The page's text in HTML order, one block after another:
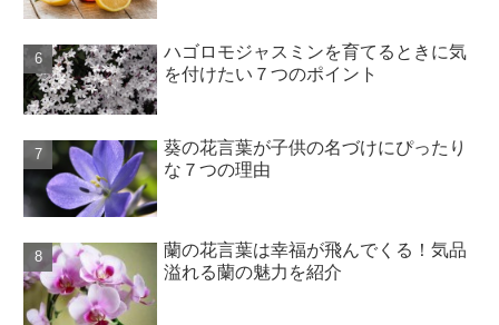
ハゴロモジャスミンを育てるときに気
を付けたい７つのポイント
葵の花言葉が子供の名づけにぴったり
な７つの理由
蘭の花言葉は幸福が飛んでくる！気品
溢れる蘭の魅力を紹介